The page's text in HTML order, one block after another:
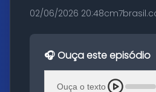
02/06/2026 20:48
🎧 Ouça este episódio
Ouça o texto